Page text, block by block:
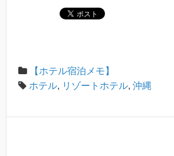
【ホテル宿泊メモ】
ホテル, リゾートホテル, 沖縄